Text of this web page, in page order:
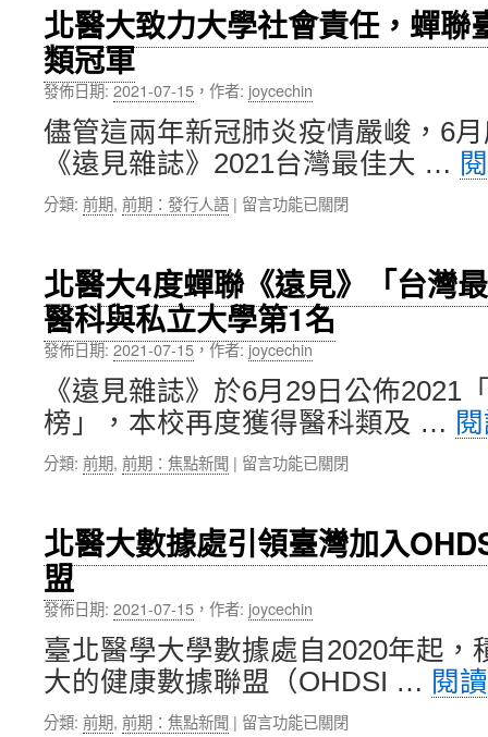
內
容
北醫大致力大學社會責任，蟬聯
類冠軍
發佈日期:2021-07-15 ， 作者: joycechin
儘管這兩年新冠肺炎疫情嚴峻，6
《遠見雜誌》2021台灣最佳大 …
分類: 前期, 前期：發行人語 | 在
大
致
力
大
學
社
會
責
任，
蟬
灣
最
佳
學
醫
科
類
軍〉
留言功能已關閉
北醫大4度蟬聯《遠見》「台灣
醫科與私立大學第1名
發佈日期:2021-07-15，作者: joycechin
《遠見雜誌》於6月29日公佈2021
榜」，本校再度獲得醫科類及 …
分類: 前期, 前期：焦點新聞 | 在
大
4
度
聯
《遠
見》
「台
灣
最
留言功能已關閉
北醫大數據處引領臺灣加入
盟
發佈日期: 2021-07-15 ， 作者: joycechin
臺北醫學大學數據處自2020年起，
大的健康數據聯盟（OHDSI … 閱
分類: 前期, 前期：焦點新聞 | 在
留言功能已關閉